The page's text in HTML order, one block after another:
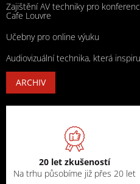
Zajištění AV techniky pro
Cafe Louvre
Učebny pro online výuku
Audiovizuální technika, která
ARCHIV
20 let zkušeností
Na trhu působíme již přes 20 let